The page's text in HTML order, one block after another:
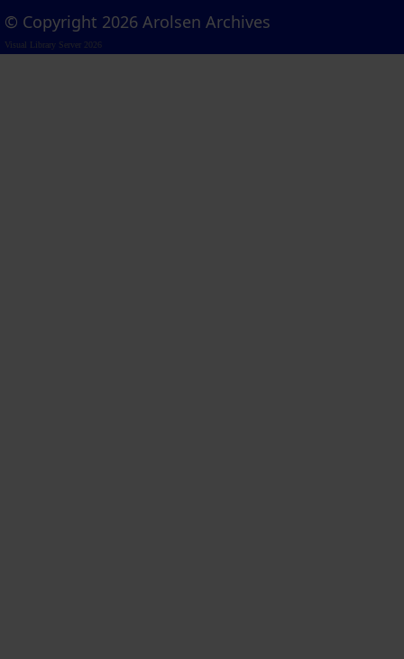
© Copyright 2026 Arolsen Archives
Visual Library Server 2026